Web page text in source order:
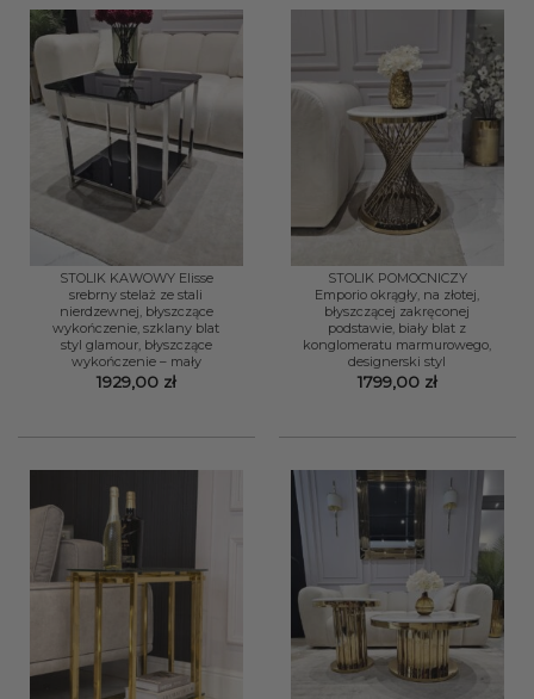
STOLIK KAWOWY Elisse
srebrny stelaż ze stali
nierdzewnej, błyszczące
wykończenie, szklany blat
styl glamour, błyszczące
wykończenie – mały
1929,00 zł
STOLIK POMOCNICZY
Emporio okrągły, na złotej,
błyszczącej zakręconej
podstawie, biały blat z
konglomeratu marmurowego,
designerski styl
1799,00 zł